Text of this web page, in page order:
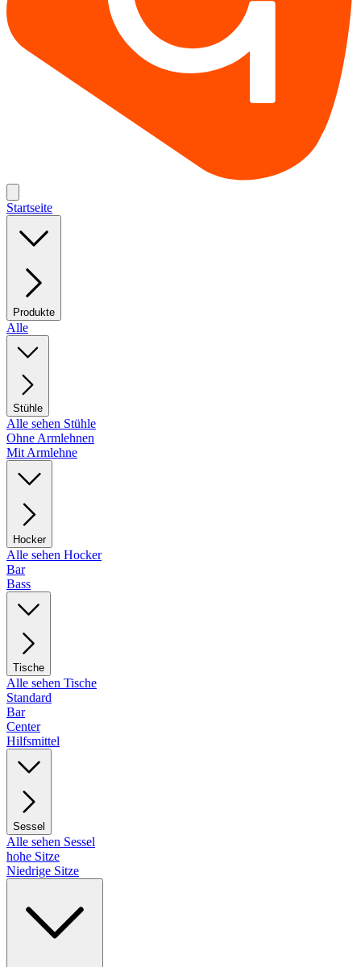
Startseite
Produkte
Alle
Stühle
Alle sehen Stühle
Ohne Armlehnen
Mit Armlehne
Hocker
Alle sehen Hocker
Bar
Bass
Tische
Alle sehen Tische
Standard
Bar
Center
Hilfsmittel
Sessel
Alle sehen Sessel
hohe Sitze
Niedrige Sitze